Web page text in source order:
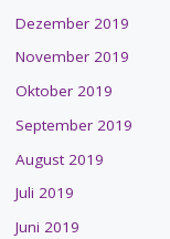
Dezember 2019
November 2019
Oktober 2019
September 2019
August 2019
Juli 2019
Juni 2019